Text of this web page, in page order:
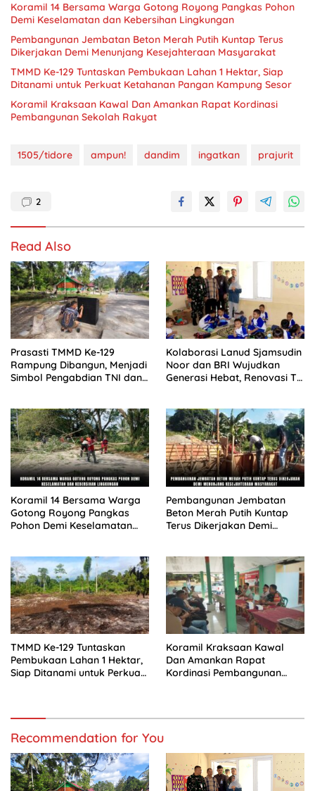
Koramil 14 Bersama Warga Gotong Royong Pangkas Pohon
Demi Keselamatan dan Kebersihan Lingkungan
Pembangunan Jembatan Beton Merah Putih Kuntap Terus
Dikerjakan Demi Menunjang Kesejahteraan Masyarakat
TMMD Ke-129 Tuntaskan Pembukaan Lahan 1 Hektar, Siap
Ditanami untuk Perkuat Ketahanan Pangan Kampung Sesor
Koramil Kraksaan Kawal Dan Amankan Rapat Kordinasi
Pembangunan Sekolah Rakyat
1505/tidore ampun! dandim ingatkan prajurit
2
Read Also
Prasasti TMMD Ke-129
Rampung Dibangun, Menjadi
Simbol Pengabdian TNI dan
Kolaborasi Lanud Sjamsudin
Noor dan BRI Wujudkan
Generasi Hebat, Renovasi TK
Anak
Koramil 14 Bersama Warga
Gotong Royong Pangkas
Pohon Demi Keselamatan
Pembangunan Jembatan
Beton Merah Putih Kuntap
Terus Dikerjakan Demi
TMMD Ke-129 Tuntaskan
Pembukaan Lahan 1 Hektar,
Siap Ditanami untuk Perkuat
Koramil Kraksaan Kawal
Dan Amankan Rapat
Kordinasi Pembangunan
Recommendation for You